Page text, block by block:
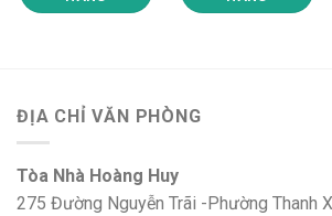
ĐỊA CHỈ VĂN PHÒNG
Tòa Nhà Hoàng Huy
275 Đường Nguyễn Trãi -Phường Thanh